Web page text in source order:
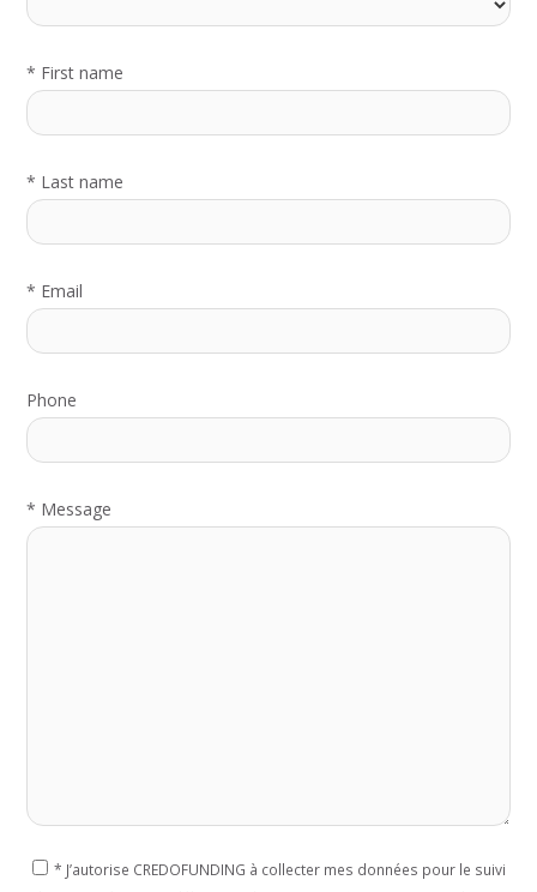
* First name
* Last name
* Email
Phone
* Message
* J’autorise CREDOFUNDING à collecter mes données pour le suivi